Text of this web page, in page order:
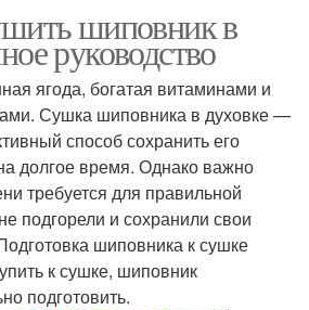
шиповник в
руководство
ягода, богатая витаминами и
Сушка шиповника в духовке —
способ сохранить его
долгое время. Однако важно
требуется для правильной
подгорели и сохранили свои
шиповника к сушке
к сушке, шиповник
подготовить.